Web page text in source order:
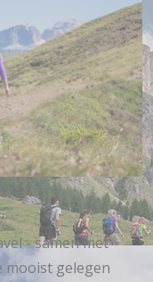
- samen met
mooist gelegen